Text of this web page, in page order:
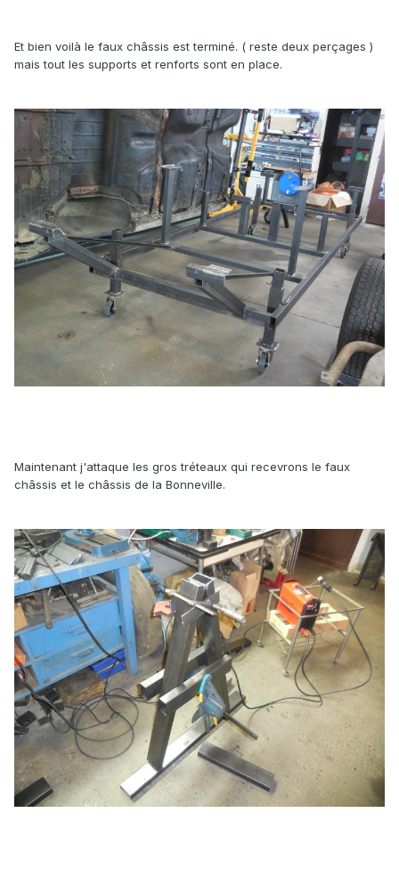
Et bien voilà le faux châssis est terminé. ( reste deux perçages )
mais tout les supports et renforts sont en place.
Maintenant j'attaque les gros tréteaux qui recevrons le faux
châssis et le châssis de la Bonneville.